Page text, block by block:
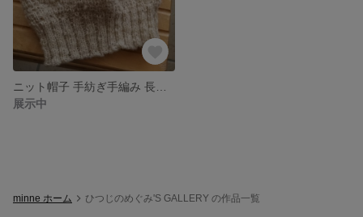
展示中
minne ホーム ひつじのめぐみ'S GALLERY の作品一覧